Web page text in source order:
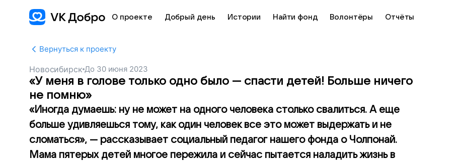
О проекте Добрый день Истории Найти фонд Волонтёры Отчёты
Вернуться к проекту
Новосибирск До 30 июня 2023
«У меня в голове только одно было — спасти детей! Больше ничего
не помню»
«Иногда думаешь: ну не может на одного человека столько свалиться. А еще
больше удивляешься тому, как один человек все это может выдержать и не
сломаться», — рассказывает социальный педагог нашего фонда о Чолпонай.
Мама пятерых детей многое пережила и сейчас пытается наладить жизнь в